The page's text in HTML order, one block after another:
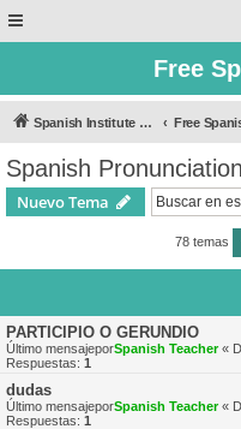
Free
Spanish Institute of Puebla Free
Spanish Pronunciation
Nuevo Tema
78 temas
PARTICIPIO O GERUNDIO
Último mensajeporSpanish Teacher«
Respuestas: 1
dudas
Último mensajeporSpanish Teacher«
Respuestas: 1